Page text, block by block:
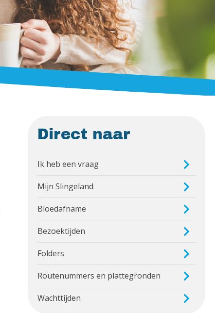
Direct naar
Ik heb een vraag
Mijn Slingeland
Bloedafname
Bezoektijden
Folders
Routenummers en plattegronden
Wachttijden